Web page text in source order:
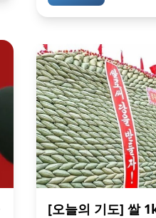
[오늘의 기도] 쌀